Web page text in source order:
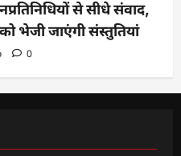
से सीधे संवाद,
भेजी जाएंगी संस्तुतियां
0